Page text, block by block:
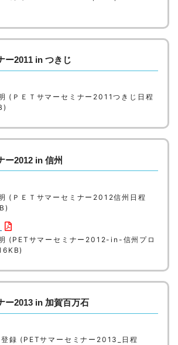
ー2011 in つきじ
(ＰＥＴサマーセミナー2011つきじ日程
ー2012 in 信州
(ＰＥＴサマーセミナー2012信州日程
(PETサマーセミナー2012-in-信州プロ
ー2013 in 加賀百万石
録 (PETサマーセミナー2013_日程